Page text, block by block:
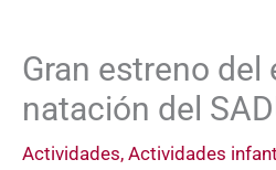
Gran estreno del
natación del
Actividades, Actividades